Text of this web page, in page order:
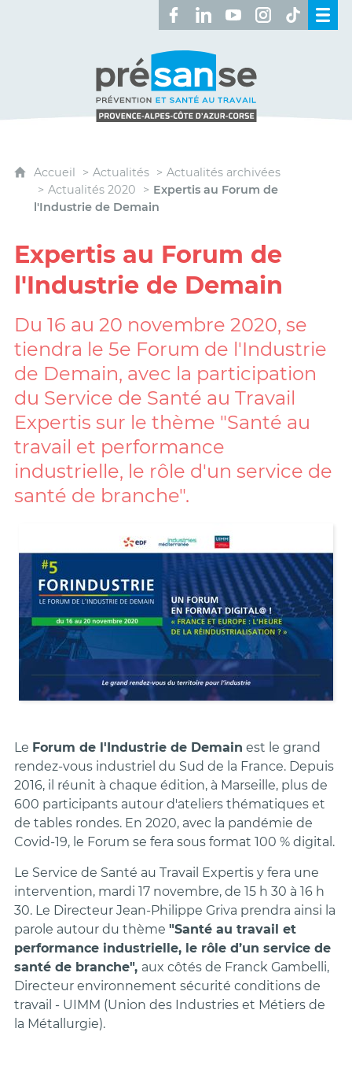
Retrouvez-nous sur Facebook
Retrouvez-nous sur
Retrouvez-nous sur
Retrouvez-
Accueil Actualités
Actualités archivées
Actualités 2020
Expertis au Forum de
l'Industrie de Demain
Expertis au Forum de
l'Industrie de Demain
Du 16 au 20 novembre 2020, se
tiendra le 5e Forum de l'Industrie
de Demain, avec la participation
du Service de Santé au Travail
Expertis sur le thème "Santé au
travail et performance
industrielle, le rôle d'un service de
santé de branche".
Le Forum de l'Industrie de Demain est le grand
rendez-vous industriel du Sud de la France. Depuis
2016, il réunit à chaque édition, à Marseille, plus de
600 participants autour d'ateliers thématiques et
de tables rondes. En 2020, avec la pandémie de
Covid-19, le Forum se fera sous format 100 % digital.
Le Service de Santé au Travail Expertis y fera une
intervention, mardi 17 novembre, de 15 h 30 à 16 h
30. Le Directeur Jean-Philippe Griva prendra ainsi la
parole autour du thème "Santé au travail et
performance industrielle, le rôle d’un service de
santé de branche", aux côtés de Franck Gambelli,
Directeur environnement sécurité conditions de
travail - UIMM (Union des Industries et Métiers de
la Métallurgie).